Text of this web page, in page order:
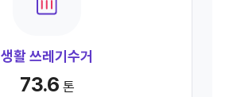
생활 쓰레기수거
73.6 톤